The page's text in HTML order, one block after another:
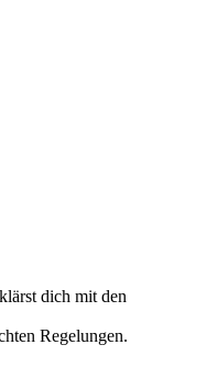
dich mit den
Regelungen.